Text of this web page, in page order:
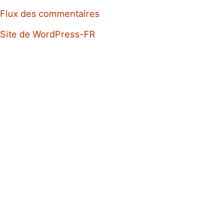
Flux des commentaires
Site de WordPress-FR